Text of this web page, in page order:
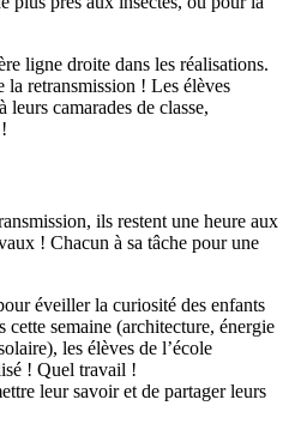
ligne droite dans les réalisations.
retransmission ! Les élèves
camarades de classe,
ils restent une heure aux
! Chacun à sa tâche pour une
éveiller la curiosité des enfants
cette semaine (architecture, énergie
les élèves de l’école
! Quel travail !
leur savoir et de partager leurs